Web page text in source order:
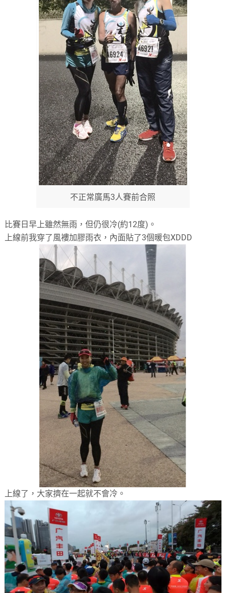
不正常廣馬3人賽前合照
比賽日早上雖然無雨，但仍很冷(約12度)。
上線前我穿了風褸加膠雨衣，內面貼了3個暖包XDDD
上線了，大家擠在一起就不會冷。